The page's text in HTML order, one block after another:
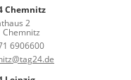
Chemnitz
2
Chemnitz
6906600